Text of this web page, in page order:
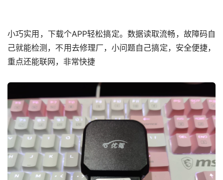
小巧实用，下载个APP轻松搞定。数据读取流畅，故障码自
己就能检测，不用去修理厂，小问题自己搞定，安全便捷，
重点还能联网，非常快捷